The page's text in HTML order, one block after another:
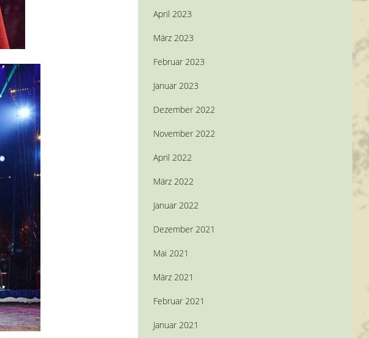
April 2023
März 2023
Februar 2023
Januar 2023
Dezember 2022
November 2022
April 2022
März 2022
Januar 2022
Dezember 2021
Mai 2021
März 2021
Februar 2021
Januar 2021